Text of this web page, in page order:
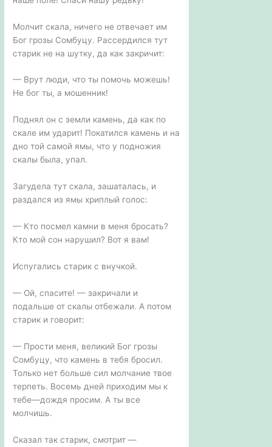
Молчит скала, ничего не отвечает им
Бог грозы Сомбуцу. Рассердился тут
старик не на шутку, да как закричит:
— Врут люди, что ты помочь можешь!
Не бог ты, а мошенник!
Поднял он с земли камень, да как по
скале им ударит! Покатился камень и на
дно той самой ямы, что у подножия
скалы была, упал.
Загудела тут скала, зашаталась, и
раздался из ямы хриплый голос:
— Кто посмел камни в меня бросать?
Кто мой сон нарушил? Вот я вам!
Испугались старик с внучкой.
— Ой, спасите! — закричали и
подальше от скалы отбежали. А потом
старик и говорит:
— Прости меня, великий Бог грозы
Сомбуцу, что камень в тебя бросил.
Только нет больше сил молчание твое
терпеть. Восемь дней приходим мы к
тебе—дождя просим. А ты все
молчишь.
Сказал так старик, смотрит —